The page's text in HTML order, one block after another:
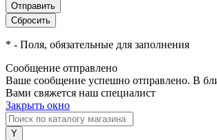
* - Поля, обязательные для заполнения
Сообщение отправлено
Ваше сообщение успешно отправлено. В
Вами свяжется наш специалист
Закрыть окно